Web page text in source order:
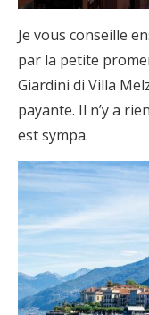
Je vous conseille
par la petite
Giardini di Villa
payante. Il n’y a
est sympa.